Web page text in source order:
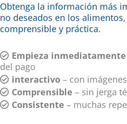
Obtenga la información más
no deseados en los
comprensible y práctica.
Empieza inmediatamente
del pago
interactivo – con
Comprensible – sin jerga
Consistente – muchas